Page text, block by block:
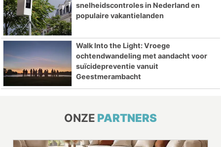
snelheidscontroles in Nederland en
populaire vakantielanden
Walk Into the Light: Vroege
ochtendwandeling met aandacht voor
suïcidepreventie vanuit
Geestmerambacht
ONZE PARTNERS